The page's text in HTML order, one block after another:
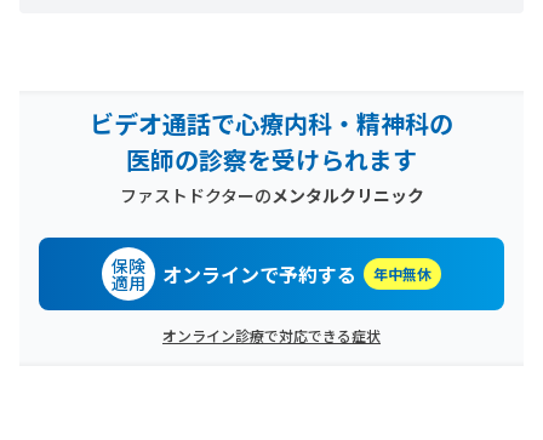
ビデオ通話で心療内科・精神科の
医師の診察を受けられます
ファストドクターのメンタルクリニック
保険
適用 オンラインで予約する 年中無休
オンライン診療で対応できる症状